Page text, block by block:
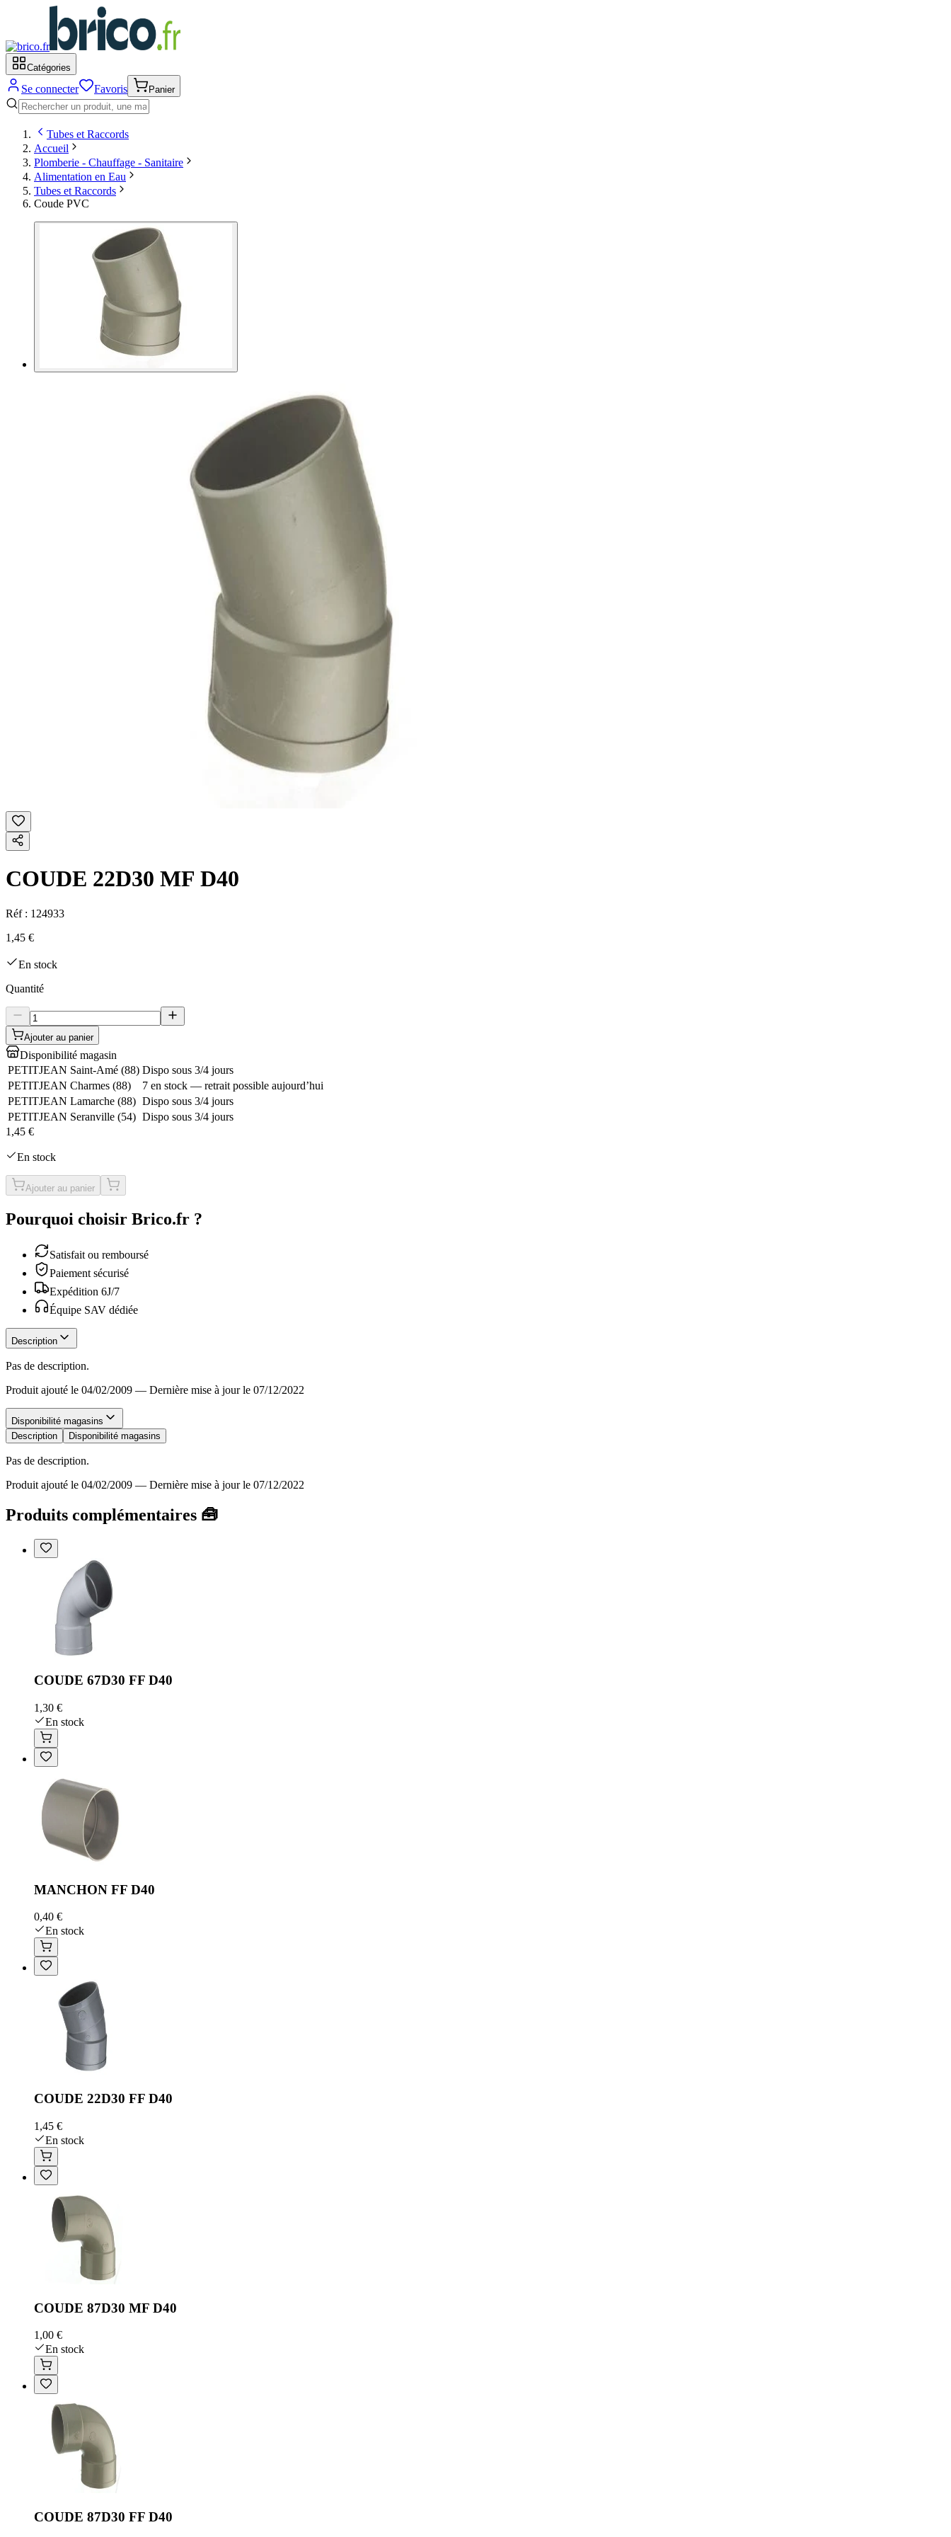
Catégories
Se connecter Favoris Panier
Tubes et Raccords
Accueil
Plomberie - Chauffage - Sanitaire
Alimentation en Eau
Tubes et Raccords
Coude PVC
COUDE 22D30 MF D40
Réf : 124933
1,45 €
En stock
Quantité
Ajouter au panier
Disponibilité magasin
PETITJEAN Saint-Amé (88) Dispo sous 3/4 jours
PETITJEAN Charmes (88)
7 en stock — retrait possible aujourd’hui
PETITJEAN Lamarche (88) Dispo sous 3/4 jours
PETITJEAN Seranville (54) Dispo sous 3/4 jours
1,45 €
En stock
Ajouter au panier
Pourquoi choisir Brico.fr ?
Satisfait ou remboursé
Paiement sécurisé
Expédition 6J/7
Équipe SAV dédiée
Description
Pas de description.
Produit ajouté le 04/02/2009 — Dernière mise à jour le 07/12/2022
Disponibilité magasins
Description
Disponibilité magasins
Pas de description.
Produit ajouté le 04/02/2009 — Dernière mise à jour le 07/12/2022
Produits complémentaires 🧰
COUDE 67D30 FF D40
1,30 €
En stock
MANCHON FF D40
0,40 €
En stock
COUDE 22D30 FF D40
1,45 €
En stock
COUDE 87D30 MF D40
1,00 €
En stock
COUDE 87D30 FF D40